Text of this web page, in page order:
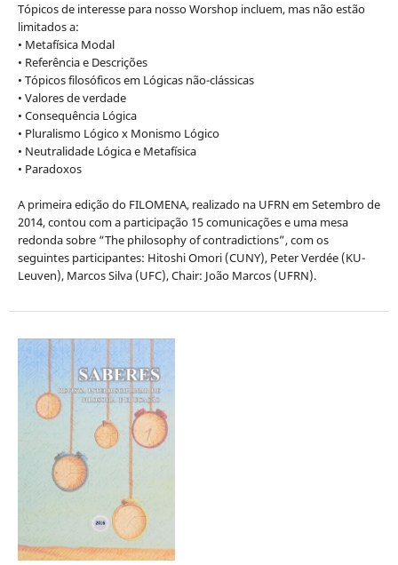
Tópicos de interesse para nosso Worshop incluem, mas não estão
limitados a:
• Metafísica Modal
• Referência e Descrições
• Tópicos filosóficos em Lógicas não-clássicas
• Valores de verdade
• Consequência Lógica
• Pluralismo Lógico x Monismo Lógico
• Neutralidade Lógica e Metafísica
• Paradoxos
A primeira edição do FILOMENA, realizado na UFRN em Setembro de
2014, contou com a participação 15 comunicações e uma mesa
redonda sobre “The philosophy of contradictions”, com os
seguintes participantes: Hitoshi Omori (CUNY), Peter Verdée (KU-
Leuven), Marcos Silva (UFC), Chair: João Marcos (UFRN).